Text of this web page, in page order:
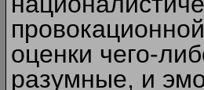
оценки чего-
разумные, и